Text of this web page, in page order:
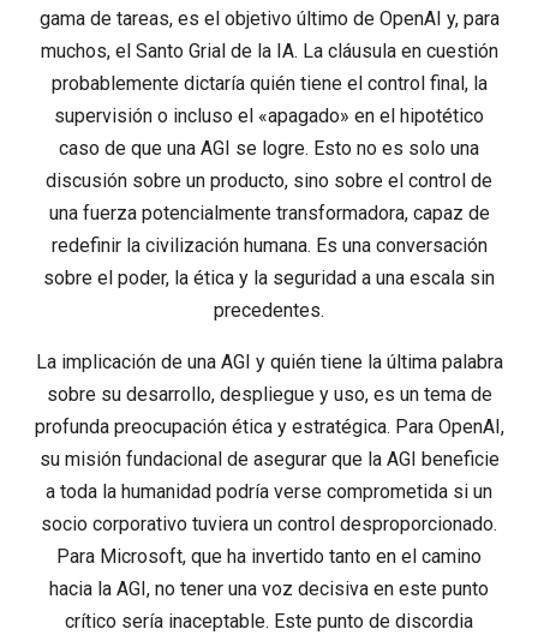
gama de tareas, es el objetivo último de OpenAI y, para
muchos, el Santo Grial de la IA. La cláusula en cuestión
probablemente dictaría quién tiene el control final, la
supervisión o incluso el «apagado» en el hipotético
caso de que una AGI se logre. Esto no es solo una
discusión sobre un producto, sino sobre el control de
una fuerza potencialmente transformadora, capaz de
redefinir la civilización humana. Es una conversación
sobre el poder, la ética y la seguridad a una escala sin
precedentes.
La implicación de una AGI y quién tiene la última palabra
sobre su desarrollo, despliegue y uso, es un tema de
profunda preocupación ética y estratégica. Para OpenAI,
su misión fundacional de asegurar que la AGI beneficie
a toda la humanidad podría verse comprometida si un
socio corporativo tuviera un control desproporcionado.
Para Microsoft, que ha invertido tanto en el camino
hacia la AGI, no tener una voz decisiva en este punto
crítico sería inaceptable. Este punto de discordia